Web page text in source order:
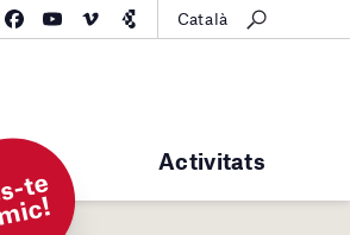
Activitats
Català
t